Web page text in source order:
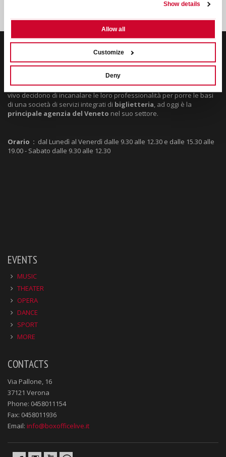
Show details
Allow all
Customize
Deny
VERONA BOX OFFICE SRL
Verona nasce nel 1992 dall’unione di 3 soci che dopo sei
anni di esperienza nell’ambito dell’organizzazione di spettacoli dal
vivo decidono di incanalare le loro professionalità per porre le basi
di una società di servizi integrati di biglietteria, ad oggi è la
principale agenzia del Veneto nel suo settore.
Orario : dal Lunedì al Venerdì dalle 9.30 alle 12.30 e dalle 15.30 alle
19.00 - Sabato dalle 9.30 alle 12.30
EVENTS
MUSIC
THEATER
OPERA
DANCE
SPORT
MORE
CONTACTS
Via Pallone, 16
37121 Verona
Phone: 0458011154
Fax: 0458011936
Email: info@boxofficelive.it